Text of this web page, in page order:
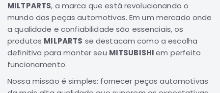
Freio
Correias
Filtros
Câmbio
Acessórios
MILTPARTS, a marca que está revolucionando o
mundo das peças automotivas. Em um mercado onde
a qualidade e confiabilidade são essenciais, os
produtos MILPARTS se destacam como a escolha
definitiva para manter seu MITSUBISHIem perfeito
funcionamento.
Nossa missão é simples: fornecer peças automotivas